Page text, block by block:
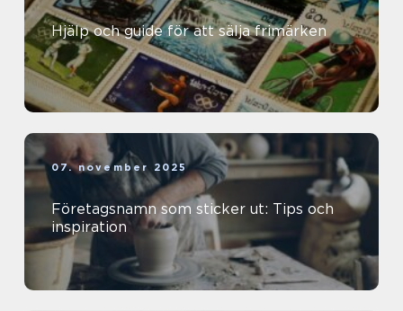
Hjälp och guide för att sälja frimärken
07. november 2025
Företagsnamn som sticker ut: Tips och
inspiration